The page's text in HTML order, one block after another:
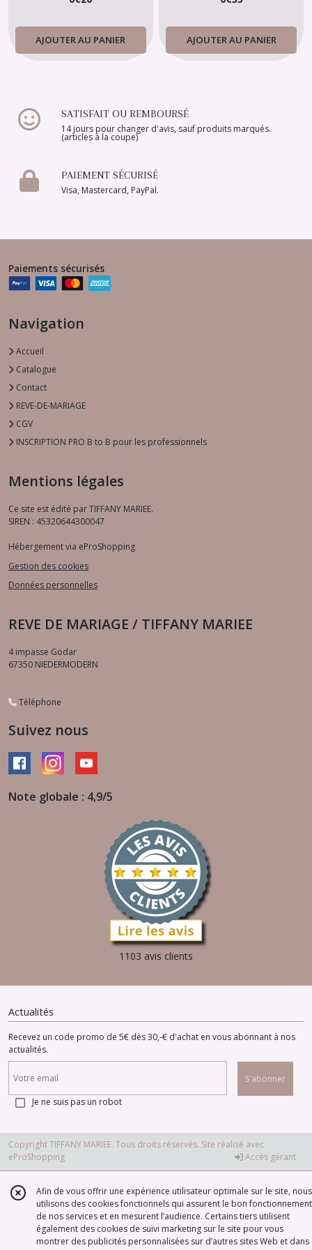
AJOUTER AU PANIER AJOUTER AU PANIER
SATISFAIT OU REMBOURSÉ
14 jours pour changer d'avis, sauf produits marqués.
(articles à la coupe)
PAIEMENT SÉCURISÉ
Visa, Mastercard, PayPal.
Paiements sécurisés
Navigation
Accueil
Catalogue
Contact
REVE-DE-MARIAGE
CGV
INSCRIPTION PRO B to B pour les professionnels
Mentions légales
Ce site est édité par TIFFANY MARIEE.
SIREN : 45320644300047
Hébergement via eProShopping
Gestion des cookies
Données personnelles
REVE DE MARIAGE / TIFFANY MARIEE
4 impasse Godar
67350 NIEDERMODERN
Téléphone
Suivez nous
Note globale : 4,9/5
1103 avis clients
Actualités
Recevez un code promo de 5€ dès 30,-€ d'achat en vous abonnant à nos
actualités.
S'abonner
Je ne suis pas un robot
Copyright TIFFANY MARIEE. Tous droits réservés. Site réalisé avec
eProShopping
Accès gérant
Afin de vous offrir une expérience utilisateur optimale sur le site, nous
utilisons des cookies fonctionnels qui assurent le bon fonctionnement
de nos services et en mesurent l’audience. Certains tiers utilisent
également des cookies de suivi marketing sur le site pour vous
montrer des publicités personnalisées sur d’autres sites Web et dans